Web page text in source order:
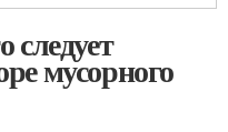
мусорного